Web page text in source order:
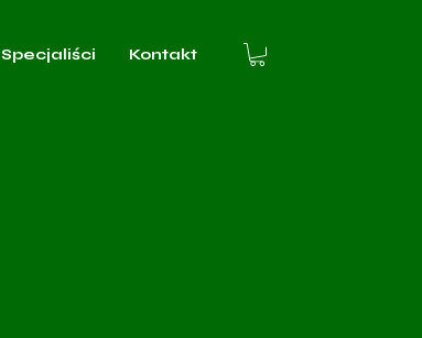
Specjaliści Kontakt